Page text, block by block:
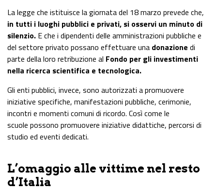
La legge che istituisce la giornata del 18marzo prevede che,
in tutti i luoghi pubblici e privati, si osservi un minuto di
silenzio. E che i dipendenti delle amministrazioni pubbliche e
del settore privato possano effettuare una donazione di
parte della loro retribuzione al Fondo per gli investimenti
nella ricerca scientifica e tecnologica.
Gli enti pubblici, invece, sono autorizzati a promuovere
iniziative specifiche, manifestazioni pubbliche, cerimonie,
incontri e momenti comuni di ricordo. Così come le
scuole possono promuovere iniziative didattiche, percorsi di
studio ed eventi dedicati.
L’omaggio alle vittime nel resto
d’Italia